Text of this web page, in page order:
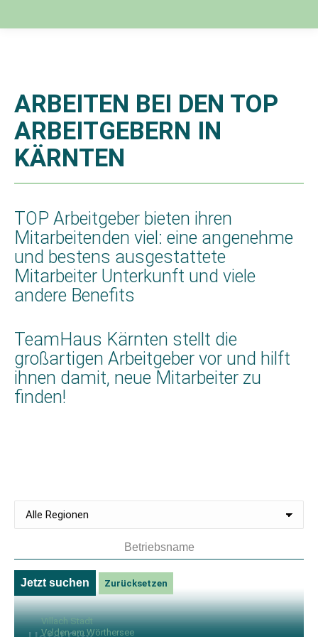
ARBEITEN BEI DEN TOP
ARBEITGEBERN IN
KÄRNTEN
TOP Arbeitgeber bieten ihren
Mitarbeitenden viel: eine angenehme
und bestens ausgestattete
Mitarbeiter Unterkunft und viele
andere Benefits
TeamHaus Kärnten stellt die
großartigen Arbeitgeber vor und hilft
ihnen damit, neue Mitarbeiter zu
finden!
Jetzt suchen Zurücksetzen
Villach Stadt
Velden am Wörthersee